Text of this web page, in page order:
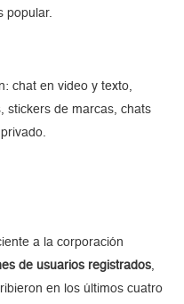
popular.
chat en video y texto,
stickers de marcas, chats
a la corporación
de usuarios registrados
en los últimos cuatro